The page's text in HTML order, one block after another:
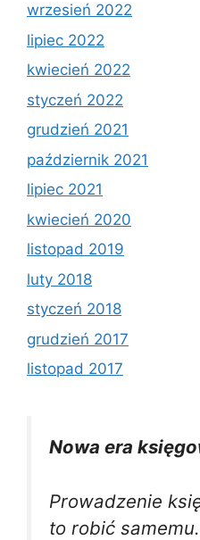
wrzesień 2022
lipiec 2022
kwiecień 2022
styczeń 2022
grudzień 2021
październik 2021
lipiec 2021
kwiecień 2020
listopad 2019
luty 2018
styczeń 2018
grudzień 2017
listopad 2017
Nowa era
Prowadzenie
to robić